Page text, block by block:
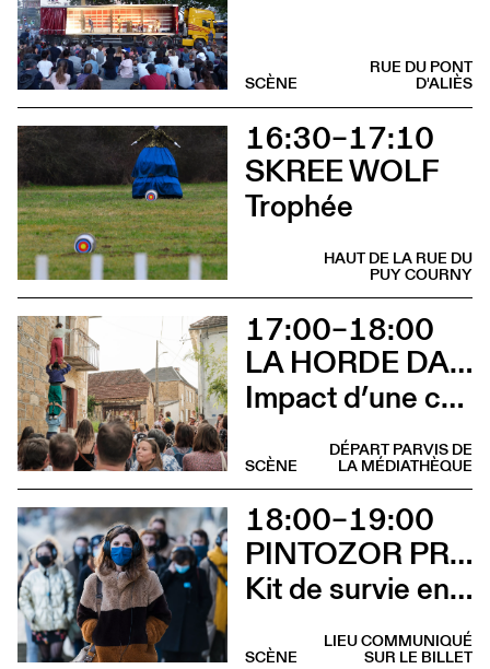
RUE DU PONT
D'ALIÈS
SCÈNE
16:30–17:10
SKREE WOLF
Trophée
HAUT DE LA RUE DU
PUY COURNY
17:00–18:00
LA HORDE DANS LES PAVÉS
Impact d’une course [Aurillac] X Stadium
DÉPART PARVIS DE
LA MÉDIATHÈQUE
SCÈNE
18:00–19:00
PINTOZOR PROD. ET MARION THOMAS
Kit de survie en territoire masculiniste
LIEU COMMUNIQUÉ
SUR LE BILLET
SCÈNE